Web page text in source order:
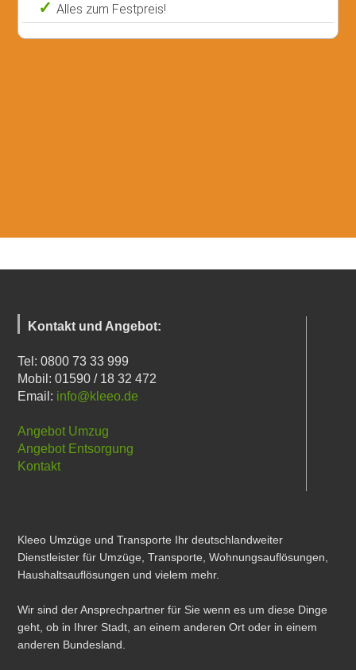
Alles zum Festpreis!
Kontakt und Angebot:
Tel: 0800 73 33 999
Mobil: 01590 / 18 32 472
Email: info@kleeo.de
Angebot Umzug
Angebot Entsorgung
Kontakt
Kleeo Umzüge und Transporte Ihr deutschlandweiter
Dienstleister für Umzüge, Transporte, Wohnungsauflösungen,
Haushaltsauflösungen und vielem mehr.
Wir sind der Ansprechpartner für Sie wenn es um diese Dinge
geht, ob in Ihrer Stadt, an einem anderen Ort oder in einem
anderen Bundesland.